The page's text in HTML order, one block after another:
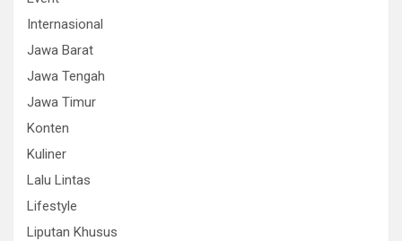
Internasional
Jawa Barat
Jawa Tengah
Jawa Timur
Konten
Kuliner
Lalu Lintas
Lifestyle
Liputan Khusus